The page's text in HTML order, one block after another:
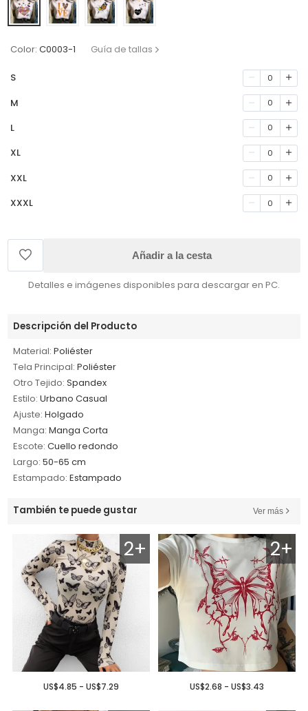
Color: C0003-1 Guía de tallas
S 0
M 0
L 0
XL 0
XXL 0
XXXL 0
Añadir a la cesta
Detalles e imágenes disponibles para descargar en PC.
Descripción del Producto
Material: Poliéster
Tela Principal: Poliéster
Otro Tejido: Spandex
Estilo: Urbano Casual
Ajuste: Holgado
Manga: Manga Corta
Escote: Cuello redondo
Largo: 50-65 cm
Estampado: Estampado
También te puede gustar Ver más
2+
US$4.85 - US$7.29
2+
US$2.68 - US$3.43